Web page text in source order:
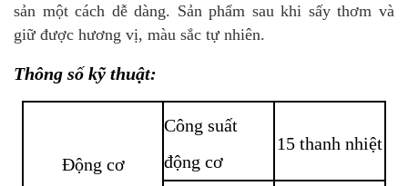
sản một cách dễ dàng. Sản phẩm sau khi sấy thơm và
giữ được hương vị, màu sắc tự nhiên.
Thông số kỹ thuật:
Động cơ
Công suất
động cơ
15 thanh nhiệt